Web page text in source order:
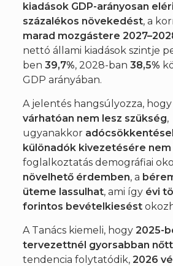
kiadások GDP-arányosan
százalékos növekedést, a
marad mozgástere
nettó állami kiadások szintje
ben 39,7%, 2028-ban 38,5%
GDP arányában.
A jelentés hangsúlyozza, hogy
várhatóan nem lesz szükség,
ugyanakkor
különadók kivezetésére
foglalkoztatás demográfiai
növelhető érdemben, a
üteme lassulhat, ami így évi
forintos bevételkiesést
A Tanács kiemeli, hogy 2025-
tervezettnél gyorsabban
tendencia folytatódik, 2026